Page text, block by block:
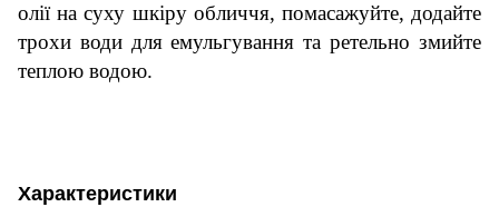
олії на суху шкіру обличчя, помасажуйте, додайте
трохи води для емульгування та ретельно змийте
теплою водою.
Характеристики